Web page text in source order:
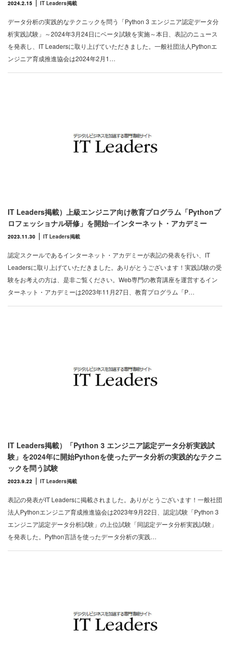
2024.2.15 IT Leaders掲載
データ分析の実践的なテクニックを問う「Python 3 エンジニア認定データ分
析実践試験」～2024年3月24日にベータ試験を実施～本日、表記のニュース
を発表し、IT Leadersに取り上げていただきました。一般社団法人Pythonエ
ンジニア育成推進協会は2024年2月1…
IT Leaders掲載）上級エンジニア向け教育プログラム「Pythonプ
ロフェッショナル研修」を開始─インターネット・アカデミー
2023.11.30 IT Leaders掲載
認定スクールであるインターネット・アカデミーが表記の発表を行い、IT
Leadersに取り上げていただきました。ありがとうございます！実践試験の受
験をお考えの方は、是非ご覧ください。Web専門の教育講座を運営するイン
ターネット・アカデミーは2023年11月27日、教育プログラム「P…
IT Leaders掲載）「Python 3 エンジニア認定データ分析実践試
験」を2024年に開始Pythonを使ったデータ分析の実践的なテクニ
ックを問う試験
2023.9.22 IT Leaders掲載
表記の発表がIT Leadersに掲載されました。ありがとうございます！一般社団
法人Pythonエンジニア育成推進協会は2023年9月22日、認定試験「Python 3
エンジニア認定データ分析試験」の上位試験「同認定データ分析実践試験」
を発表した。Python言語を使ったデータ分析の実践…